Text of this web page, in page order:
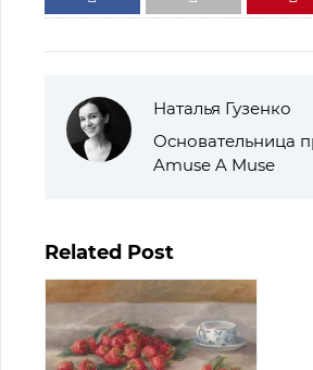
Наталья Гузенко
Основательница
Amuse A Muse
Related Post